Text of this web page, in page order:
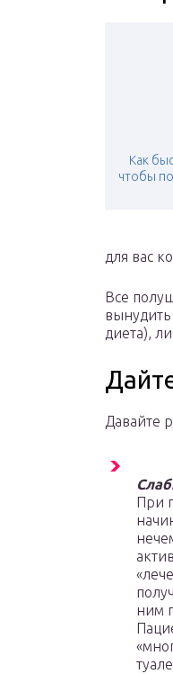
Как
чтобы
для вас
Все
вынудить
диета),
Давайте
При
ним